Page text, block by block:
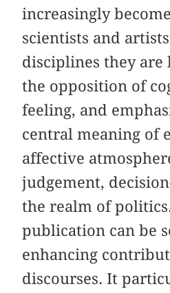
increasingly
scientists and
disciplines they are
the opposition of
feeling, and
central meaning of
affective
judgement,
the realm of
publication can be
enhancing
discourses. It